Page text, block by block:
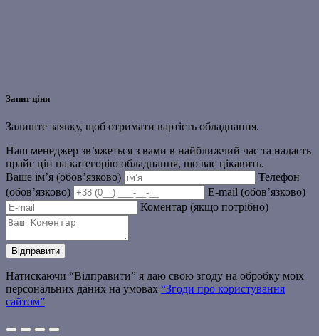
Запит ціни
Залиште заявку, щоб отримати вартість обладнання.
Наш менеджер зв’яжеться з вами в найближчий час та надасть
прайс цін на категорію обладнання, що вас цікавить.
Ваше ім’я (обов’язково)
Телефон
(обов’язково)
E-mail (обов’язково)
Коментар (якщо потрібно)
Натискаючи “Відправити” я даю свою згоду на обробку моїх
персональних даних на умовах “Згоди про користування
сайтом”